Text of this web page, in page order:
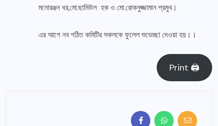
মনোরঞ্জন ধর,মো.ছামিউল হক ও মো.রোকনুজ্জামান প্রমুখ।
এর আগে নব গঠিত কমিটির সকলকে ফুলেল শুভেচ্ছা দেওয়া হয়।।
Print 🖨